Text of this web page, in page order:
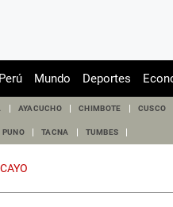
Perú Mundo Deportes
AYACUCHO CHIMBOTE CUSCO
PUNO TACNA TUMBES